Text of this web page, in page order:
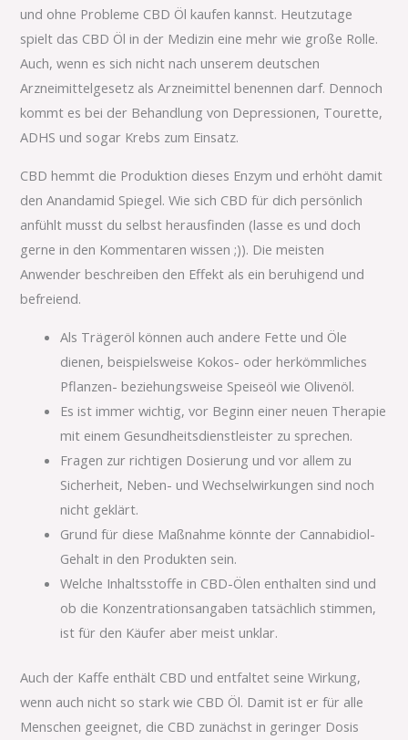
und ohne Probleme CBD Öl kaufen kannst. Heutzutage
spielt das CBD Öl in der Medizin eine mehr wie große Rolle.
Auch, wenn es sich nicht nach unserem deutschen
Arzneimittelgesetz als Arzneimittel benennen darf. Dennoch
kommt es bei der Behandlung von Depressionen, Tourette,
ADHS und sogar Krebs zum Einsatz.
CBD hemmt die Produktion dieses Enzym und erhöht damit
den Anandamid Spiegel. Wie sich CBD für dich persönlich
anfühlt musst du selbst herausfinden (lasse es und doch
gerne in den Kommentaren wissen ;)). Die meisten
Anwender beschreiben den Effekt als ein beruhigend und
befreiend.
Als Trägeröl können auch andere Fette und Öle
dienen, beispielsweise Kokos- oder herkömmliches
Pflanzen- beziehungsweise Speiseöl wie Olivenöl.
Es ist immer wichtig, vor Beginn einer neuen Therapie
mit einem Gesundheitsdienstleister zu sprechen.
Fragen zur richtigen Dosierung und vor allem zu
Sicherheit, Neben- und Wechselwirkungen sind noch
nicht geklärt.
Grund für diese Maßnahme könnte der Cannabidiol-
Gehalt in den Produkten sein.
Welche Inhaltsstoffe in CBD-Ölen enthalten sind und
ob die Konzentrationsangaben tatsächlich stimmen,
ist für den Käufer aber meist unklar.
Auch der Kaffe enthält CBD und entfaltet seine Wirkung,
wenn auch nicht so stark wie CBD Öl. Damit ist er für alle
Menschen geeignet, die CBD zunächst in geringer Dosis